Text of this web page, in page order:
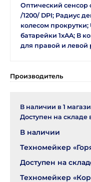
Оптический
/1200/ DPI; Радиус
колесом
батарейки 1xAA; В
для правой и левой
Производитель
В наличии в 1
Доступен на складе
В наличии
Техномейкер
Доступен на
Техномейкер